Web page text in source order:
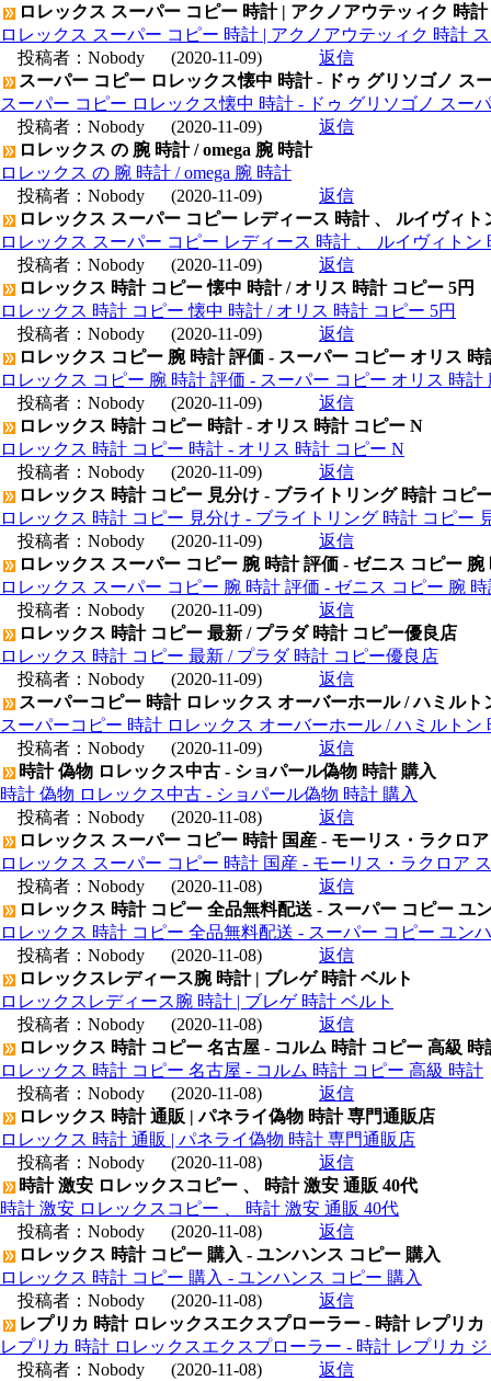
ロレックス スーパー コピー 時計 | アクノアウテッィク 時
ロレックス スーパー コピー 時計 | アクノアウテッィク 時計
投稿者： Nobody (2020-11-09)
返信
スーパー コピー ロレックス懐中 時計 - ドゥ グリソゴノ ス
スーパー コピー ロレックス懐中 時計 - ドゥ グリソゴノ スー
投稿者： Nobody (2020-11-09)
返信
ロレックス の 腕 時計 / omega 腕 時計
ロレックス の 腕 時計 / omega 腕 時計
投稿者： Nobody (2020-11-09)
返信
ロレックス スーパー コピー レディース 時計 、 ルイヴィ
ロレックス スーパー コピー レディース 時計 、 ルイヴィト
投稿者： Nobody (2020-11-09)
返信
ロレックス 時計 コピー 懐中 時計 / オリス 時計 コピー 5円
ロレックス 時計 コピー 懐中 時計 / オリス 時計 コピー 5円
投稿者： Nobody (2020-11-09)
返信
ロレックス コピー 腕 時計 評価 - スーパー コピー オリス 時
ロレックス コピー 腕 時計 評価 - スーパー コピー オリス 時計
投稿者： Nobody (2020-11-09)
返信
ロレックス 時計 コピー 時計 - オリス 時計 コピー N
ロレックス 時計 コピー 時計 - オリス 時計 コピー N
投稿者： Nobody (2020-11-09)
返信
ロレックス 時計 コピー 見分け - ブライトリング 時計 コピ
ロレックス 時計 コピー 見分け - ブライトリング 時計 コピー
投稿者： Nobody (2020-11-09)
返信
ロレックス スーパー コピー 腕 時計 評価 - ゼニス コピー 腕
ロレックス スーパー コピー 腕 時計 評価 - ゼニス コピー 腕
投稿者： Nobody (2020-11-09)
返信
ロレックス 時計 コピー 最新 / プラダ 時計 コピー優良店
ロレックス 時計 コピー 最新 / プラダ 時計 コピー優良店
投稿者： Nobody (2020-11-09)
返信
スーパーコピー 時計 ロレックス オーバーホール / ハミル
スーパーコピー 時計 ロレックス オーバーホール / ハミルトン
投稿者： Nobody (2020-11-09)
返信
時計 偽物 ロレックス中古 - ショパール偽物 時計 購入
時計 偽物 ロレックス中古 - ショパール偽物 時計 購入
投稿者： Nobody (2020-11-08)
返信
ロレックス スーパー コピー 時計 国産 - モーリス・ラクロ
ロレックス スーパー コピー 時計 国産 - モーリス・ラクロア
投稿者： Nobody (2020-11-08)
返信
ロレックス 時計 コピー 全品無料配送 - スーパー コピー ユ
ロレックス 時計 コピー 全品無料配送 - スーパー コピー ユン
投稿者： Nobody (2020-11-08)
返信
ロレックスレディース腕 時計 | ブレゲ 時計 ベルト
ロレックスレディース腕 時計 | ブレゲ 時計 ベルト
投稿者： Nobody (2020-11-08)
返信
ロレックス 時計 コピー 名古屋 - コルム 時計 コピー 高級 時
ロレックス 時計 コピー 名古屋 - コルム 時計 コピー 高級 時計
投稿者： Nobody (2020-11-08)
返信
ロレックス 時計 通販 | パネライ偽物 時計 専門通販店
ロレックス 時計 通販 | パネライ偽物 時計 専門通販店
投稿者： Nobody (2020-11-08)
返信
時計 激安 ロレックスコピー 、 時計 激安 通販 40代
時計 激安 ロレックスコピー 、 時計 激安 通販 40代
投稿者： Nobody (2020-11-08)
返信
ロレックス 時計 コピー 購入 - ユンハンス コピー 購入
ロレックス 時計 コピー 購入 - ユンハンス コピー 購入
投稿者： Nobody (2020-11-08)
返信
レプリカ 時計 ロレックスエクスプローラー - 時計 レプリカ
レプリカ 時計 ロレックスエクスプローラー - 時計 レプリカ
投稿者： Nobody (2020-11-08)
返信